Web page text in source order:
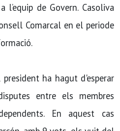
l’equip de Govern. Casoliva
Comarcal en el periode
ha hagut d'esperar
entre els membres
En aquest cas